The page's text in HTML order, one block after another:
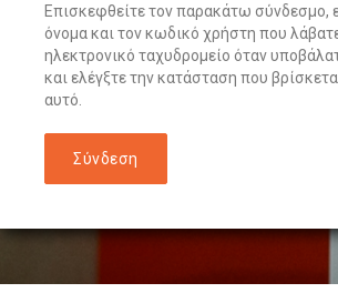
Επισκεφθείτε τον παρακάτω σύνδεσμο,
όνομα και τον κωδικό χρήστη που
ηλεκτρονικό ταχυδρομείο όταν
και ελέγξτε την κατάσταση που
αυτό.
Σύνδεση